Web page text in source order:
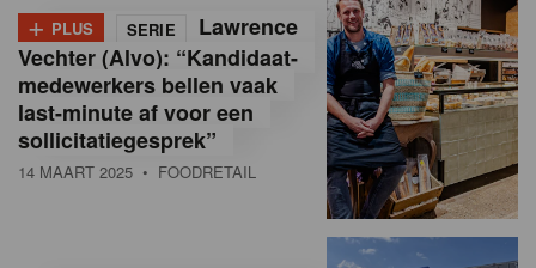
+ PLUS SERIE
Lawrence
Vechter (Alvo): “Kandidaat-
medewerkers bellen vaak
last-minute af voor een
sollicitatiegesprek”
14 MAART 2025 • FOODRETAIL